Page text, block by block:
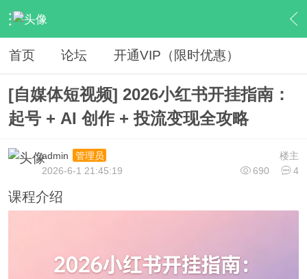
› 网赚资源 › VIP教程 › 内容
首页 论坛 开通VIP（限时优惠）
[自媒体短视频] 2026小红书开挂指南：
起号 + AI 创作 + 投流变现全攻略
楼主
admin
管理员
690
4
2026-6-1 21:45:19
课程介绍